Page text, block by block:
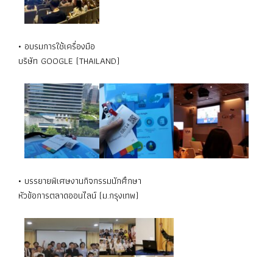
• อบรมการใช้เครื่องมือ
บริษัท GOOGLE (THAILAND)
• บรรยายพิเศษงานกิจกรรมนักศึกษา
หัวข้อการตลาดออนไลน์ (ม.กรุงเทพ)